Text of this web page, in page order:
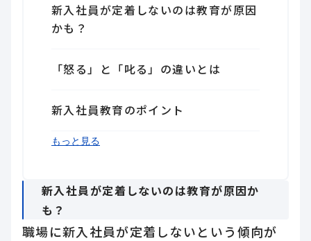
新入社員が定着しないのは教育が原因
かも？
「怒る」と「叱る」の違いとは
新入社員教育のポイント
おわりに
もっと見る
新入社員が定着しないのは教育が原因か
も？
職場に新入社員が定着しないという傾向が